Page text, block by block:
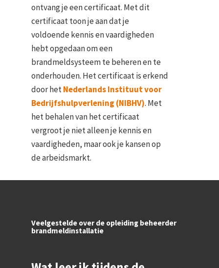
ontvang je een certificaat. Met dit
certificaat toon je aan dat je
voldoende kennis en vaardigheden
hebt opgedaan om een
brandmeldsysteem te beheren en te
onderhouden. Het certificaat is erkend
door hetNederlands Instituut voor
Bedrijfshulpverlening (NIBHV). Met
het behalen van het certificaat
vergroot je niet alleen je kennis en
vaardigheden, maar ook je kansen op
de arbeidsmarkt.
Veelgestelde over de opleiding beheerder
brandmeldinstallatie